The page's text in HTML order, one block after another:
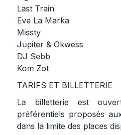
Last Train
Eve La Marka
Missty
Jupiter & Okwess
DJ Sebb
Kom Zot
TARIFS ET BILLETTERIE
La billetterie est
préférentiels proposés
dans la limite des places